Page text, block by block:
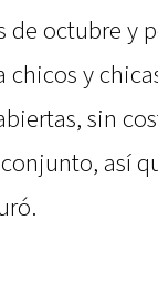
de octubre y
y
sin
así